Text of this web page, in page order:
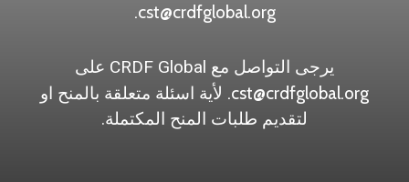
cst@crdfglobal.org.
يرجى التواصل مع CRDF Global على
cst@crdfglobal.org. لأية اسئلة متعلقة بالمنح او
لتقديم طلبات المنح المكتملة.